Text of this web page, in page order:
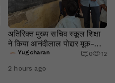
अतिरिक्त मुख्य सचिव स्कूल शिक्षा
ने किया आनंदीलाल पोद्दार मूक-
बधिर विद्यालय का निरीक्षण
Yugcharan 0 12
2 hours ago